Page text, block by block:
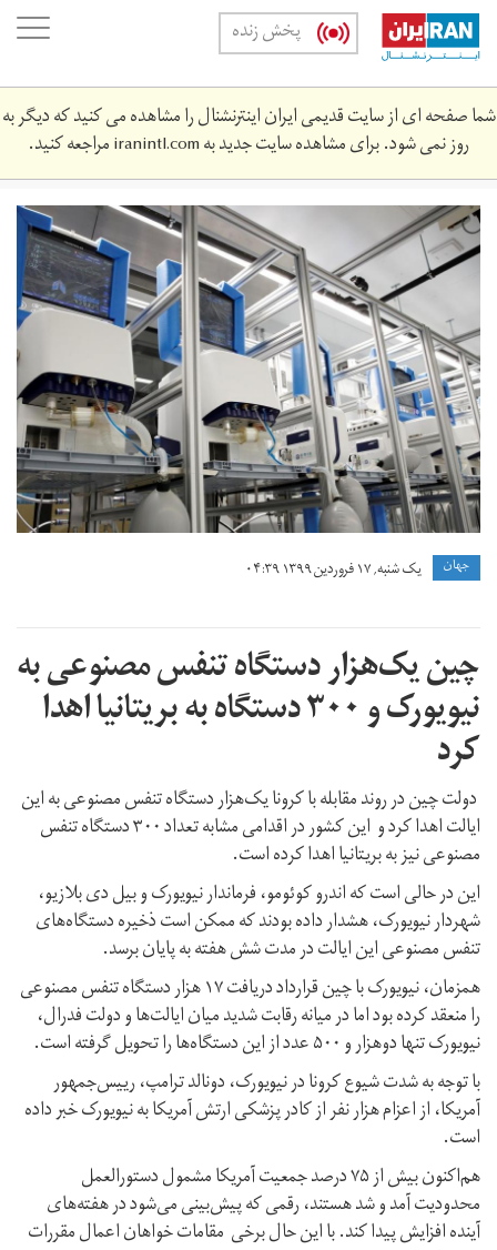
Skip
main
content
پخش زنده
شما صفحه ای از سایت قدیمی ایران اینترنشنال را مشاهده می کنید که دیگر به
روز نمی شود. برای مشاهده سایت جدید بهiranintl.comمراجعه کنید.
1.jpg
جهان یک شنبه, ۱۷ فروردین ۱۳۹۹ ۰۴:۳۹
چین یک‌هزار دستگاه تنفس مصنوعی به
نیویورک و ۳۰۰ دستگاه به بریتانیا اهدا
کرد
دولت چین در روند مقابله با کرونا یک‌هزار دستگاه تنفس مصنوعی به این
ایالت اهدا کرد و این کشور در اقدامی مشابه تعداد ۳۰۰ دستگاه تنفس
مصنوعی نیز به بریتانیا اهدا کرده است.
این در حالی است که اندرو کوئومو، فرماندار نیویورک و بیل دی بلازیو،
شهردار نیویورک، هشدار داده بودند که ممکن است ذخیره دستگاه‌های
تنفس مصنوعی این ایالت در مدت شش هفته به پایان برسد.
همزمان، نیویورک با چین قرارداد دریافت ۱۷ هزار دستگاه تنفس مصنوعی
را منعقد کرده بود اما در میانه رقابت شدید میان ایالت‌ها و دولت فدرال،
نیویورک تنها دوهزار و ۵۰۰ عدد از این دستگاه‌ها را تحویل گرفته است.
با توجه به شدت شیوع کرونا در نیویورک، دونالد ترامپ، رییس‌جمهور
آمریکا، از اعزام هزار نفر از کادر پزشکی ارتش آمریکا به نیویورک خبر داده
است.
هم‌اکنون بیش از ۷۵ درصد جمعیت آمریکا مشمول دستورالعمل
محدودیت آمد و شد هستند، رقمی که پیش‌بینی می‌شود در هفته‌های
آینده افزایش پیدا کند. با این حال برخی مقامات خواهان اعمال مقررات